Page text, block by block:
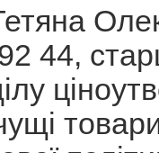
44,